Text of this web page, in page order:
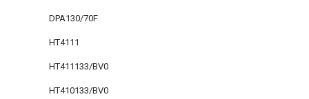
DPA130/70F
HT4111
HT411133/BV0
HT410133/BV0